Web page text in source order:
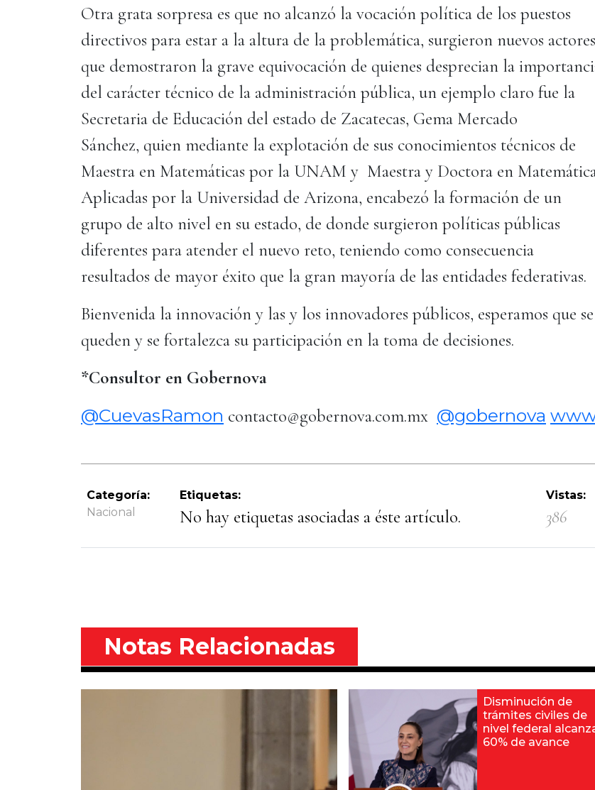
Otra grata sorpresa es que no alcanzó la vocación política de los puestos
directivos para estar a la altura de la problemática, surgieron nuevos actores
que demostraron la grave equivocación de quienes desprecian la
del carácter técnico de la administración pública, un ejemplo claro fue la
Secretaria de Educación del estado de Zacatecas, Gema Mercado
Sánchez, quien mediante la explotación de sus conocimientos técnicos de
Maestra en Matemáticas por la UNAM y Maestra y Doctora en
Aplicadas por la Universidad de Arizona, encabezó la formación de un
grupo de alto nivel en su estado, de donde surgieron políticas públicas
diferentes para atender el nuevo reto, teniendo como consecuencia
resultados de mayor éxito que la gran mayoría de las entidades federativas.
Bienvenida la innovación y las y los innovadores públicos, esperamos que se
queden y se fortalezca su participación en la toma de decisiones.
*Consultor en Gobernova
@CuevasRamon contacto@gobernova.com.mx @gobernova
Categoría:
Nacional
Etiquetas:
No hay etiquetas asociadas a éste artículo.
Vistas:
386
Notas Relacionadas
Disminución de
trámites civiles de
nivel federal
60% de avance